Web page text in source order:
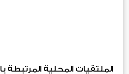
الملتقيات المحلية المرتبطة